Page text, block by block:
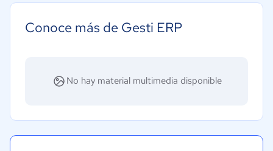
Seguros
Bienes raíces
Conoce más de Gesti ERP
No hay material multimedia disponible